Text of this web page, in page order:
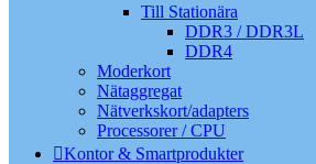
Till Stationära
DDR3 / DDR3L
DDR4
Moderkort
Nätaggregat
Nätverkskort/adapters
Processorer / CPU
Kontor & Smartprodukter